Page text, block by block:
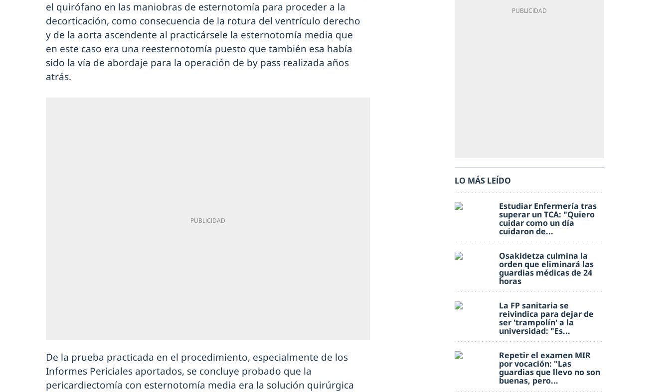
el quirófano en las maniobras de esternotomía para proceder a la
decorticación, como consecuencia de la rotura del ventrículo derecho
y de la aorta ascendente al practicársele la esternotomía media que
en este caso era una reesternotomía puesto que también esa había
sido la vía de abordaje para la operación de by pass realizada años
atrás.
De la prueba practicada en el procedimiento, especialmente de los
Informes Periciales aportados, se concluye probado que la
pericardiectomía con esternotomía media era la solución quirúrgica
LO MÁS LEÍDO
Estudiar Enfermería tras
superar un TCA: "Quiero
cuidar como un día
cuidaron de...
Osakidetza culmina la
orden que eliminará las
guardias médicas de 24
horas
La FP sanitaria se
reivindica para dejar de
ser 'trampolín' a la
universidad: "Es...
Repetir el examen MIR
por vocación: "Las
guardias que llevo no son
buenas, pero...